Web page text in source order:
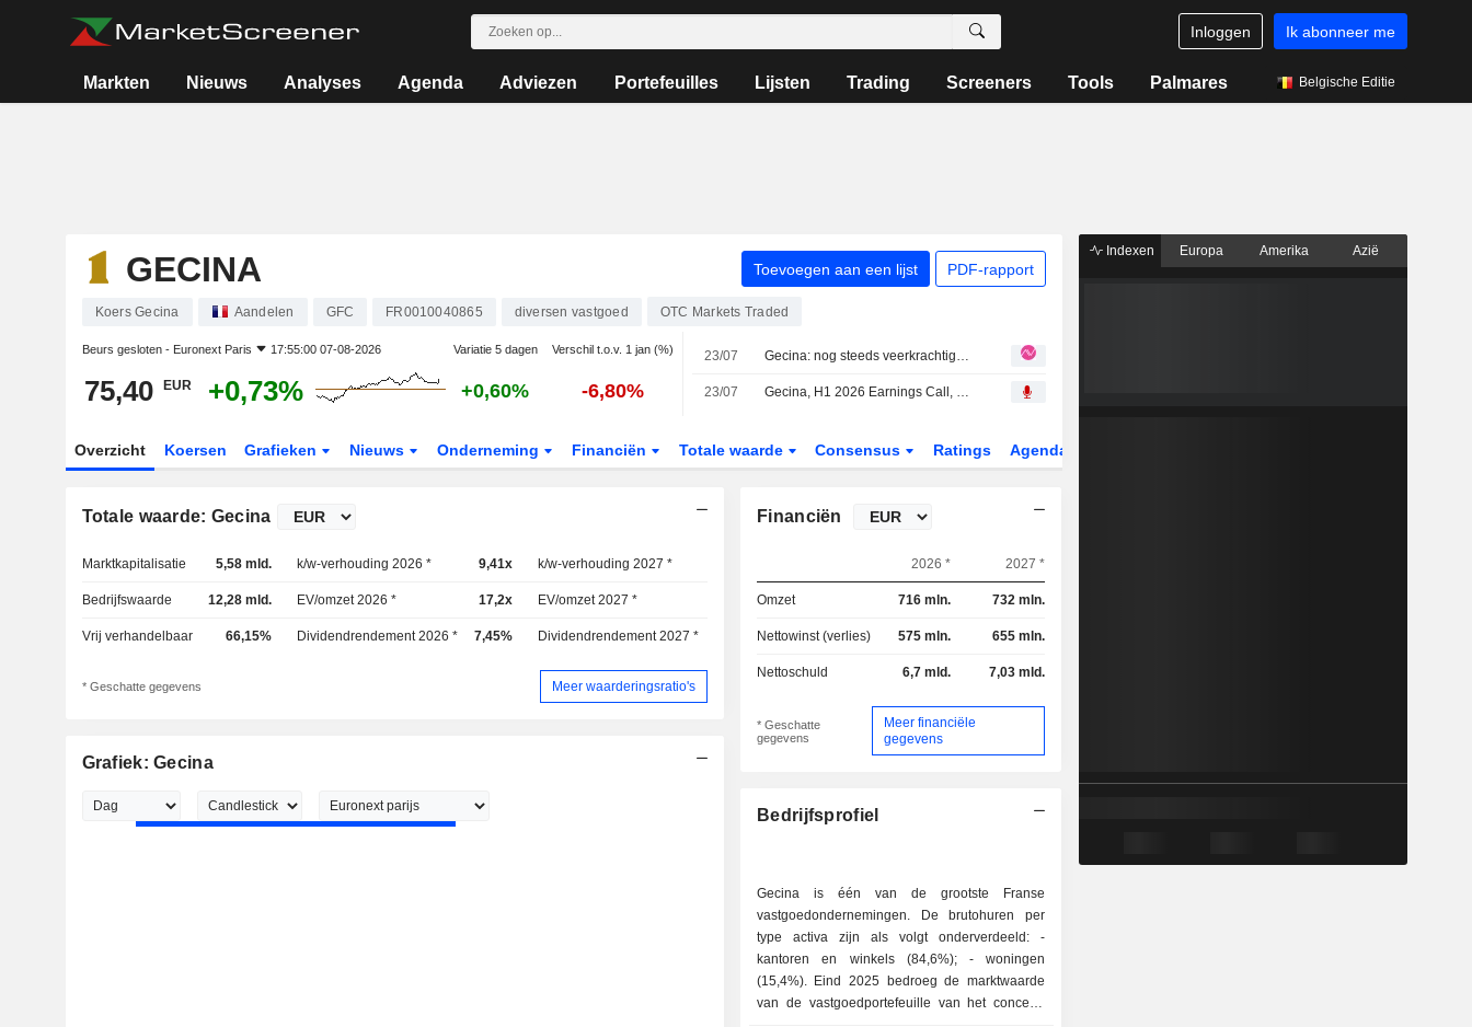
Inloggen Ik abonneer me
Markten Nieuws Analyses Agenda Adviezen Portefeuilles Lijsten Trading Screeners Tools Palmares Belgische Editie
GECINA Toevoegen aan een lijst PDF-rapport
Koers Gecina Aandelen GFC FR0010040865 diversen vastgoed OTC Markets Traded
Beurs gesloten - Euronext Paris 17:55:00 07-08-2026 Variatie 5 dagen Verschil t.o.v. 1 jan (%)
75,40 EUR +0,73% +0,60% -6,80%
23/07 Gecina: nog steeds veerkrachtig in een steeds uitdagendere markt
23/07 Gecina, H1 2026 Earnings Call, Jul 23, 2026
Overzicht Koersen Grafieken Nieuws Onderneming Financiën Totale waarde Consensus Ratings Agenda
Totale waarde: Gecina
Marktkapitalisatie 5,58 mld. k/w-verhouding 2026 * 9,41x k/w-verhouding 2027 *
Bedrijfswaarde 12,28 mld. EV/omzet 2026 * 17,2x EV/omzet 2027 *
Vrij verhandelbaar 66,15% Dividendrendement 2026 * 7,45% Dividendrendement 2027 *
* Geschatte gegevens Meer waarderingsratio's
Grafiek: Gecina
Financiën
2026 * 2027 *
Omzet 716 mln. 732 mln.
Nettowinst (verlies) 575 mln. 655 mln.
Nettoschuld 6,7 mld. 7,03 mld.
* Geschatte
gegevens
Meer financiële
gegevens
Bedrijfsprofiel
Gecina is één van de grootste Franse
vastgoedondernemingen. De brutohuren per
type activa zijn als volgt onderverdeeld: -
kantoren en winkels (84,6%); - woningen
(15,4%). Eind 2025 bedroeg de marktwaarde
van de vastgoedportefeuille van het concern,
Indexen Europa Amerika Azië